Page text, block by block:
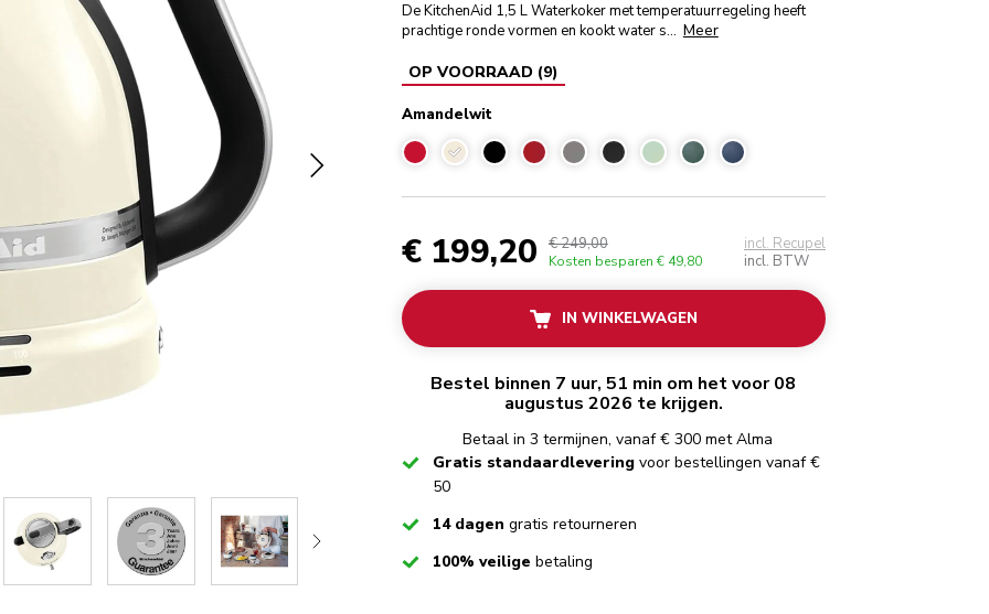
De KitchenAid 1,5 L Waterkoker met temperatuurregeling heeft
prachtige ronde vormen en kookt water s... Meer
OP VOORRAAD (9)
Amandelwit
Amandelwit
€ 199,20 € 249,00
Kosten besparen € 49,80
incl. Recupel
incl. BTW
IN WINKELWAGEN
Bestel binnen 7 uur, 51 min om het voor 08
augustus 2026 te krijgen.
Betaal in 3 termijnen, vanaf € 300 met Alma
CheckedGratis standaardlevering voor bestellingen vanaf €
50
Checked14 dagen gratis retourneren
Checked100% veilige betaling